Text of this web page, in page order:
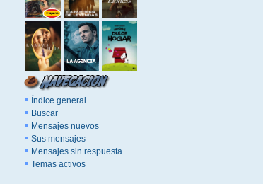
Índice general
Buscar
Mensajes nuevos
Sus mensajes
Mensajes sin respuesta
Temas activos